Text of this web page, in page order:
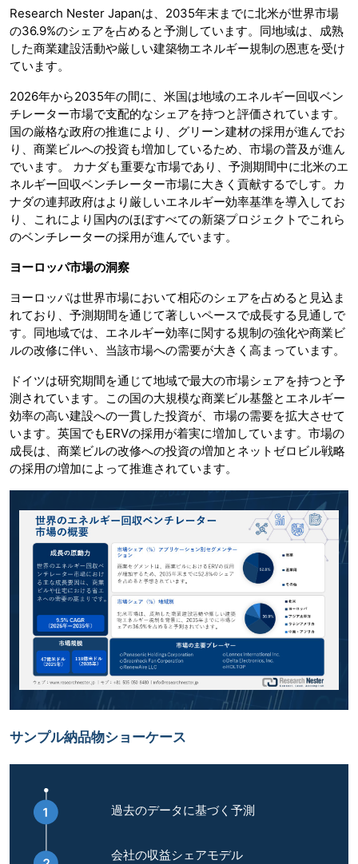
Research Nester Japanは、2035年末までに北米が世界市場
の36.9%のシェアを占めると予測しています。同地域は、成熟
した商業建設活動や厳しい建築物エネルギー規制の恩恵を受け
ています。
2026年から2035年の間に、米国は地域のエネルギー回収ベン
チレーター市場で支配的なシェアを持つと評価されています。
国の厳格な政府の推進により、グリーン建材の採用が進んでお
り、商業ビルへの投資も増加しているため、市場の普及が進ん
でいます。 カナダも重要な市場であり、予測期間中に北米のエ
ネルギー回収ベンチレーター市場に大きく貢献するでしす。カ
ナダの連邦政府はより厳しいエネルギー効率基準を導入してお
り、これにより国内のほぼすべての新築プロジェクトでこれら
のベンチレーターの採用が進んでいます。
ヨーロッパ市場の洞察
ヨーロッパは世界市場において相応のシェアを占めると見込ま
れており、予測期間を通じて著しいペースで成長する見通しで
す。同地域では、エネルギー効率に関する規制の強化や商業ビ
ルの改修に伴い、当該市場への需要が大きく高まっています。
ドイツは研究期間を通じて地域で最大の市場シェアを持つと予
測されています。この国の大規模な商業ビル基盤とエネルギー
効率の高い建設への一貫した投資が、市場の需要を拡大させて
います。英国でもERVの採用が着実に増加しています。市場の
成長は、商業ビルの改修への投資の増加とネットゼロビル戦略
の採用の増加によって推進されています。
サンプル納品物ショーケース
過去のデータに基づく予測
会社の収益シェアモデル